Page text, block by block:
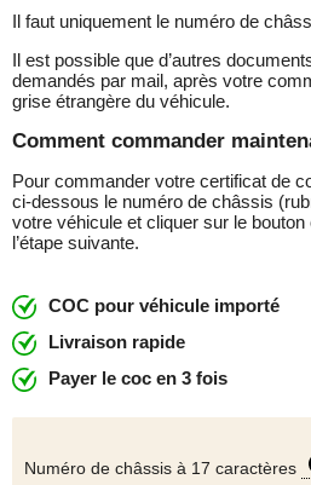
Il faut uniquement le numéro de
Il est possible que d’autres
demandés par mail, après votre
grise étrangère du véhicule.
Comment commander
Pour commander votre certificat de
ci-dessous le numéro de châssis
votre véhicule et cliquer sur le
l’étape suivante.
COC pour véhicule importé
Livraison rapide
Payer le coc en 3 fois
Numéro de châssis à 17 caractères